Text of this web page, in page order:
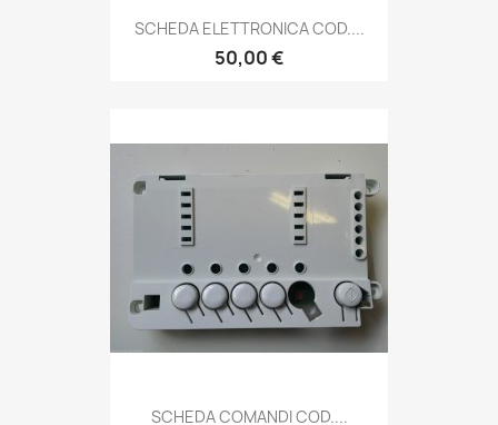
SCHEDA ELETTRONICA COD....
50,00 €
SCHEDA COMANDI COD....